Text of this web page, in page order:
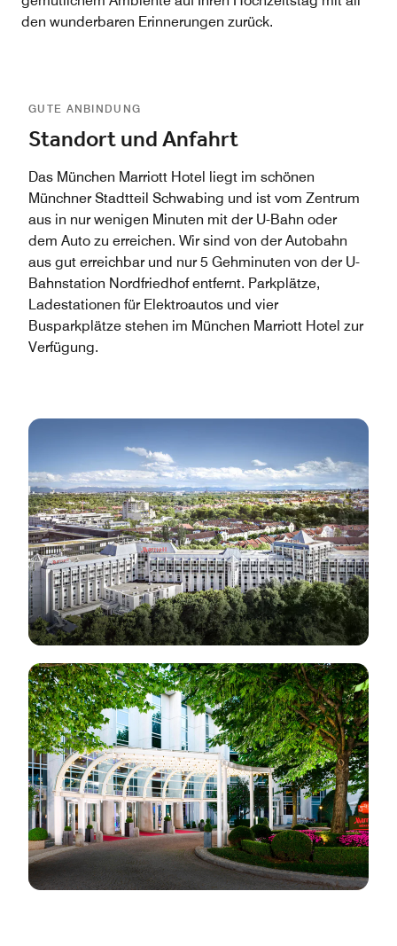
den wunderbaren Erinnerungen zurück.
GUTE ANBINDUNG
Standort und Anfahrt
Das München Marriott Hotel liegt im schönen
Münchner Stadtteil Schwabing und ist vom Zentrum
aus in nur wenigen Minuten mit der U-Bahn oder
dem Auto zu erreichen. Wir sind von der Autobahn
aus gut erreichbar und nur 5 Gehminuten von der U-
Bahnstation Nordfriedhof entfernt. Parkplätze,
Ladestationen für Elektroautos und vier
Busparkplätze stehen im München Marriott Hotel zur
Verfügung.